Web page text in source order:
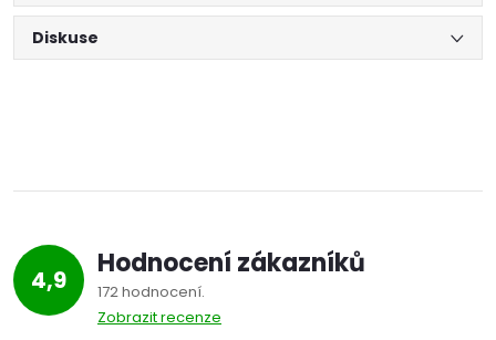
Diskuse
4,9 Hodnocení zákazníků
172 hodnocení
Zobrazit recenze